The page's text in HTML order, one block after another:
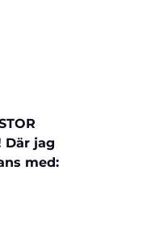
Där jag
med: